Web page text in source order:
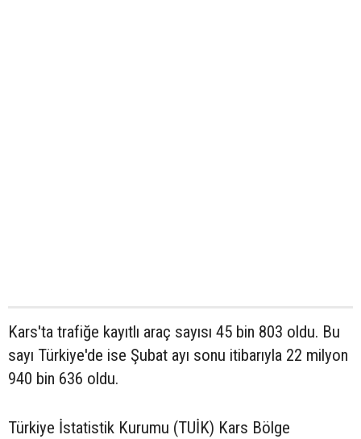
Kars'ta trafiğe kayıtlı araç sayısı 45 bin 803 oldu. Bu
sayı Türkiye'de ise Şubat ayı sonu itibarıyla 22 milyon
940 bin 636 oldu.
Türkiye İstatistik Kurumu (TUİK) Kars Bölge